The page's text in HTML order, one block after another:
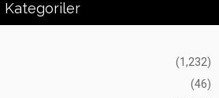
Kategoriler
(1,232)
(46)